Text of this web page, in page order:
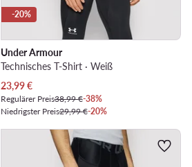
-20%
Under Armour
Technisches T-Shirt · Weiß
Aktueller Preis
23,99€
Regulärer Preis38,99 €-38%
Niedrigster Preis29,99 €-20%